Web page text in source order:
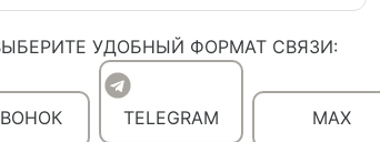
УДОБНЫЙ ФОРМАТ СВЯЗИ:
TELEGRAM MAX